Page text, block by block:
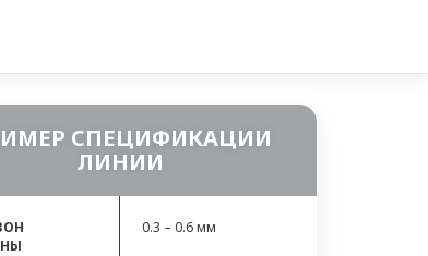
СПЕЦИФИКАЦИИ
ЛИНИИ
0.3 – 0.6 мм